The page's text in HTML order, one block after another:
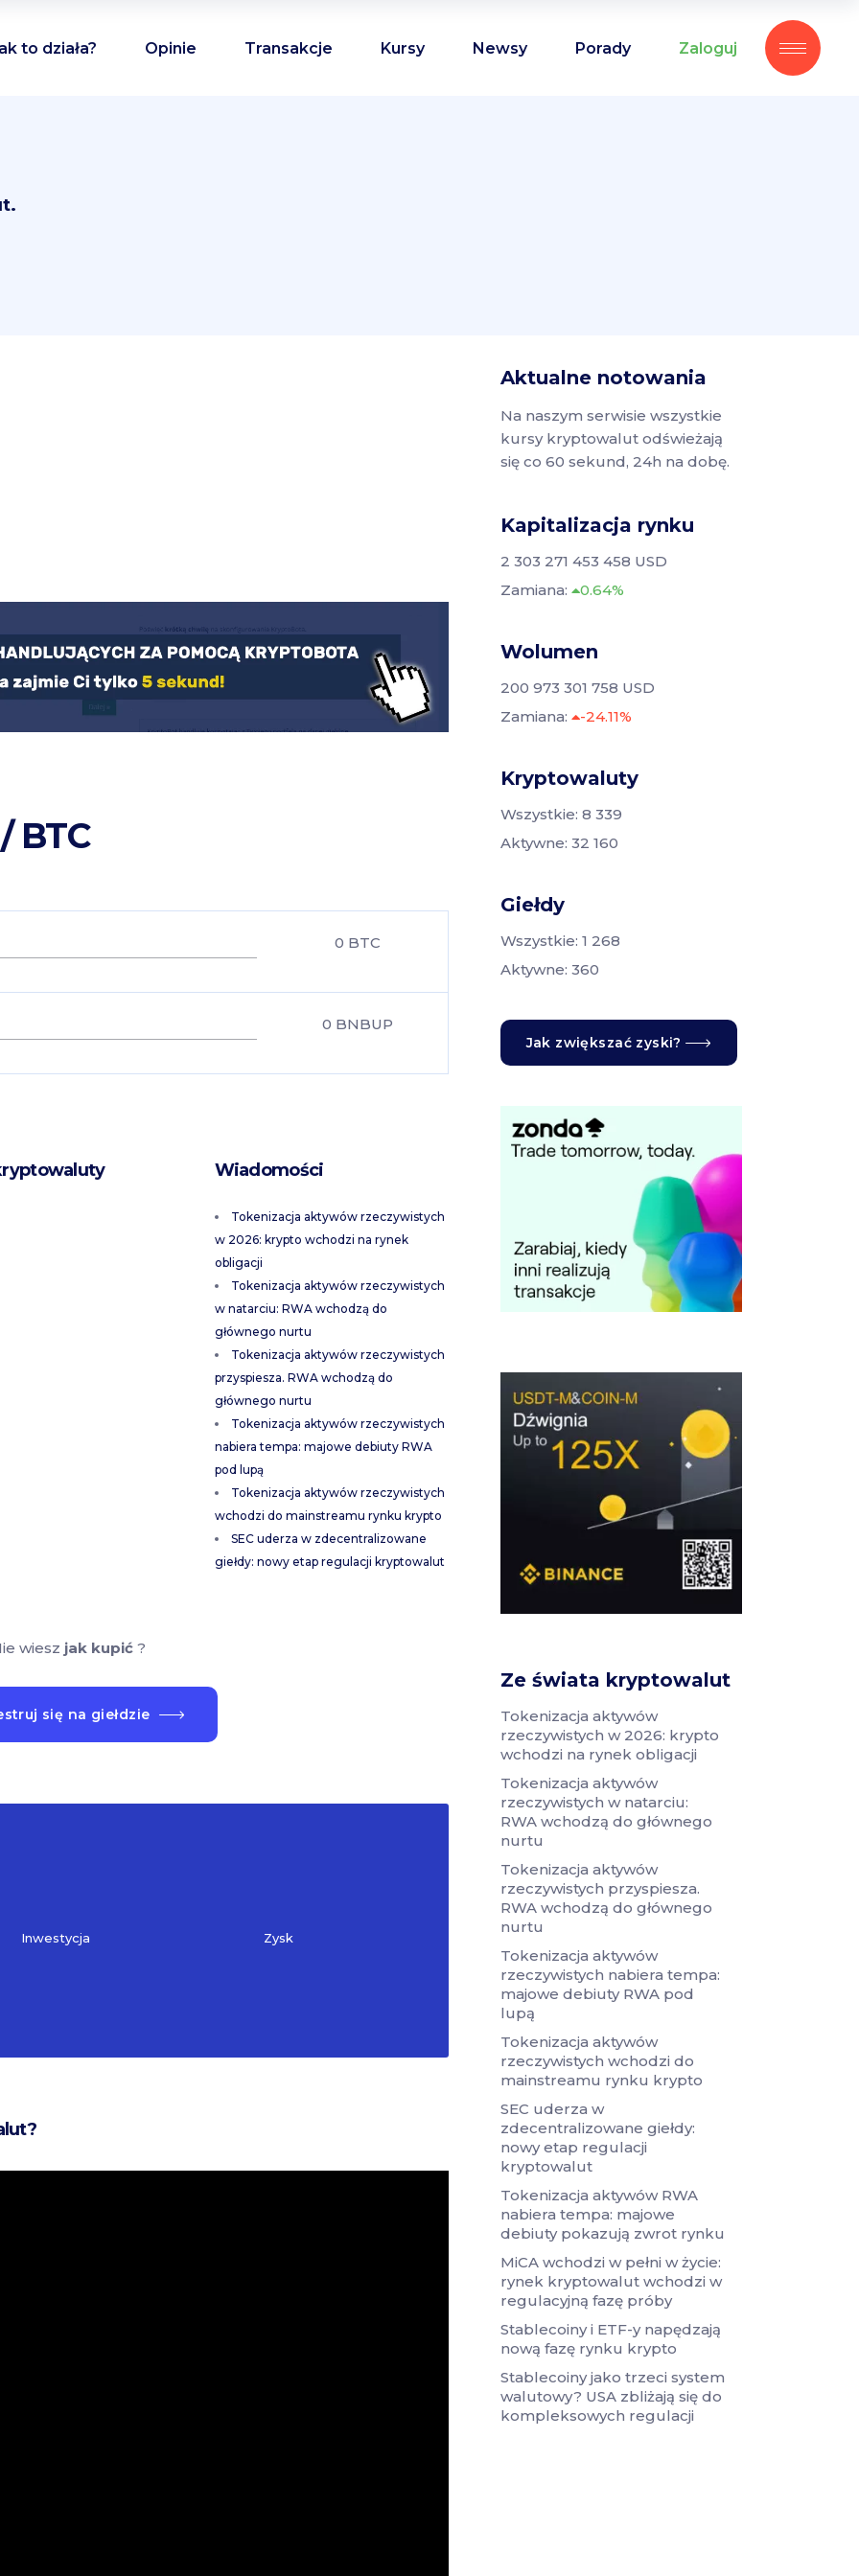
to działa? Opinie Transakcje Kursy Newsy Porady Zaloguj
BTC
0 BTC
0 BNBUP
Wiadomości
Tokenizacja aktywów rzeczywistych
w 2026: krypto wchodzi na rynek
obligacji
Tokenizacja aktywów rzeczywistych
w natarciu: RWA wchodzą do
głównego nurtu
Tokenizacja aktywów rzeczywistych
przyspiesza. RWA wchodzą do
głównego nurtu
Tokenizacja aktywów rzeczywistych
nabiera tempa: majowe debiuty RWA
pod lupą
Tokenizacja aktywów rzeczywistych
wchodzi do mainstreamu rynku krypto
SEC uderza w zdecentralizowane
giełdy: nowy etap regulacji kryptowalut
wiesz jak kupić?
się na giełdzie
Inwestycja Zysk
Aktualne notowania
Na naszym serwisie wszystkie
kursy kryptowalut odświeżają
się co 60 sekund, 24h na dobę.
Kapitalizacja rynku
2 303 271 453 458 USD
Zamiana:
0.64%
Wolumen
200 973 301 758 USD
Zamiana:
-24.11%
Kryptowaluty
Wszystkie: 8 339
Aktywne: 32 160
Giełdy
Wszystkie: 1 268
Aktywne: 360
Jak zwiększać zyski?
Ze świata kryptowalut
Tokenizacja aktywów
rzeczywistych w 2026: krypto
wchodzi na rynek obligacji
Tokenizacja aktywów
rzeczywistych w natarciu:
RWA wchodzą do głównego
nurtu
Tokenizacja aktywów
rzeczywistych przyspiesza.
RWA wchodzą do głównego
nurtu
Tokenizacja aktywów
rzeczywistych nabiera tempa:
majowe debiuty RWA pod
lupą
Tokenizacja aktywów
rzeczywistych wchodzi do
mainstreamu rynku krypto
SEC uderza w
zdecentralizowane giełdy:
nowy etap regulacji
kryptowalut
Tokenizacja aktywów RWA
nabiera tempa: majowe
debiuty pokazują zwrot rynku
MiCA wchodzi w pełni w życie:
rynek kryptowalut wchodzi w
regulacyjną fazę próby
Stablecoiny i ETF-y napędzają
nową fazę rynku krypto
Stablecoiny jako trzeci system
walutowy? USA zbliżają się do
kompleksowych regulacji